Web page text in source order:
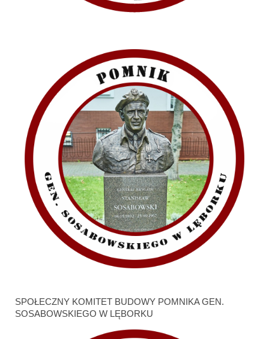
SPOŁECZNY KOMITET BUDOWY POMNIKA GEN.
SOSABOWSKIEGO W LĘBORKU